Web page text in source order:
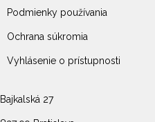
Bajkalská 27
Podmienky používania
Ochrana súkromia
Vyhlásenie o prístupnosti